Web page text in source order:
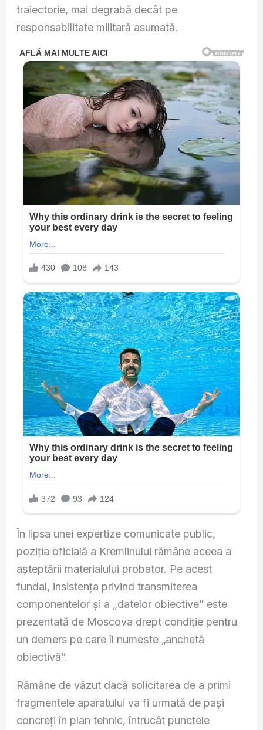
traiectorie, mai degrabă decât pe
responsabilitate militară asumată.
În lipsa unei expertize comunicate public,
poziția oficială a Kremlinului rămâne aceea a
așteptării materialului probator. Pe acest
fundal, insistența privind transmiterea
componentelor și a „datelor obiective” este
prezentată de Moscova drept condiție pentru
un demers pe care îl numește „anchetă
obiectivă”.
Rămâne de văzut dacă solicitarea de a primi
fragmentele aparatului va fi urmată de pași
concreți în plan tehnic, întrucât punctele